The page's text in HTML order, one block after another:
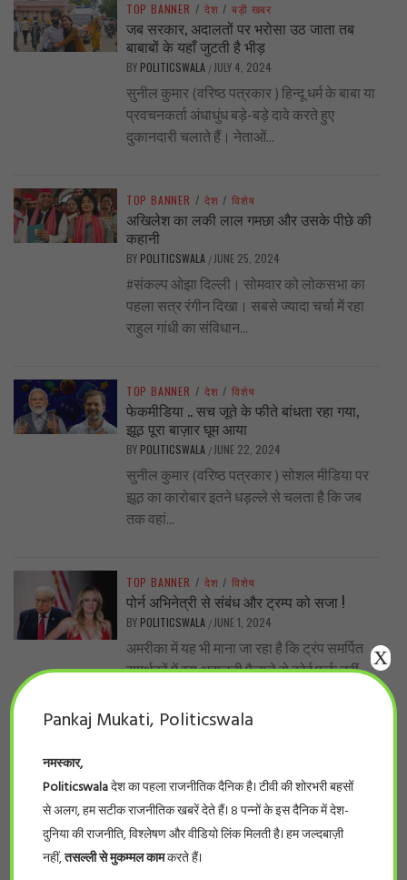
TOP BANNER / देश / बड़ी खबर
जब सरकार, अदालतों पर भरोसा उठ जाता तब
बाबाबों के यहाँ जुटती है भीड़
BY POLITICSWALA / JULY 4, 2024
सुनील कुमार (वरिष्ठ पत्रकार ) हिन्दू धर्म के बाबा या
प्रवचनकर्ता अंधाधुंध बड़े-बड़े दावे करते हुए
दुकानदारी चलाते हैं। नेताओं...
TOP BANNER / देश / विशेष
अखिलेश का लकी लाल गमछा और उसके पीछे की
कहानी
BY POLITICSWALA / JUNE 25, 2024
#संकल्प ओझा दिल्ली। सोमवार को लोकसभा का
पहला सत्र रंगीन दिखा। सबसे ज्यादा चर्चा में रहा
राहुल गांधी का संविधान...
TOP BANNER / देश / विशेष
फेकमीडिया .. सच जूते के फीते बांधता रहा गया,
झूठ पूरा बाज़ार घूम आया
BY POLITICSWALA / JUNE 22, 2024
सुनील कुमार (वरिष्ठ पत्रकार ) सोशल मीडिया पर
झूठ का कारोबार इतने धड़ल्ले से चलता है कि जब
तक वहां...
TOP BANNER / देश / विशेष
पोर्न अभिनेत्री से संबंध और ट्रम्प को सजा !
BY POLITICSWALA / JUNE 1, 2024
अमरीका में यह भी माना जा रहा है कि ट्रंप समर्पित
समर्थकों में इस अदालती फैसले से कोई फर्क नहीं...
BY POLITICSWALA/MAY 28, 2024
#politicswala Report भोपाल। लम्बे इंतज़ार के
बाद आखिर फर्जी नर्सिंग कॉलेजों की सूची सामने आ
ही गई। इंडियन नर्सिंग काउंसिलके...
Pankaj Mukati, Politicswala
नमस्कार,
Politicswalaदेश का पहला राजनीतिक दैनिक है। टीवी की शोरभरी बहसों
से अलग, हम सटीक राजनीतिक खबरें देते हैं। 8 पन्नों के इस दैनिक में देश-
दुनिया की राजनीति, विश्लेषण और वीडियो लिंक मिलती है। हम जल्दबाज़ी
नहीं,तसल्ली से मुकम्मल कामकरते हैं।
X